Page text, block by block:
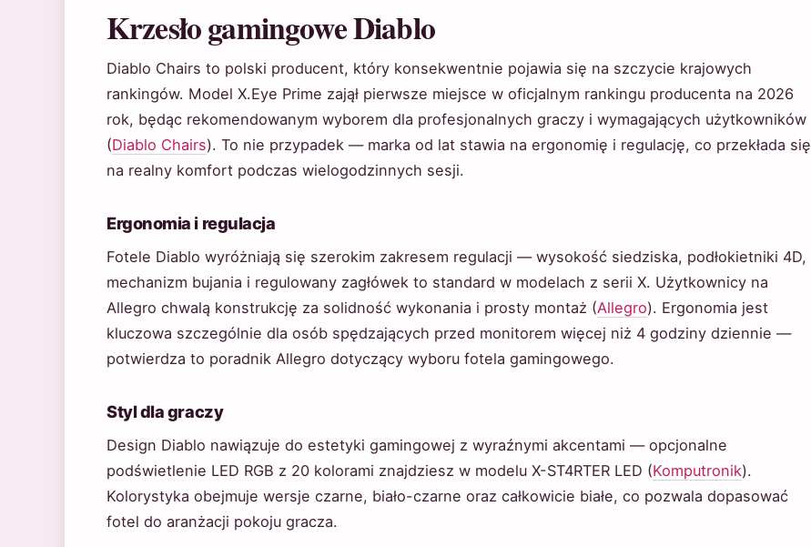
Krzesło gamingowe Diablo
Diablo Chairs to polski producent, który konsekwentnie pojawia się na szczycie krajowych
rankingów. Model X.Eye Prime zajął pierwsze miejsce w oficjalnym rankingu producenta na 2026
rok, będąc rekomendowanym wyborem dla profesjonalnych graczy i wymagających użytkowników
(Diablo Chairs). To nie przypadek — marka od lat stawia na ergonomię i regulację, co przekłada się
na realny komfort podczas wielogodzinnych sesji.
Ergonomia i regulacja
Fotele Diablo wyróżniają się szerokim zakresem regulacji — wysokość siedziska, podłokietniki 4D,
mechanizm bujania i regulowany zagłówek to standard w modelach z serii X. Użytkownicy na
Allegro chwalą konstrukcję za solidność wykonania i prosty montaż (Allegro). Ergonomia jest
kluczowa szczególnie dla osób spędzających przed monitorem więcej niż 4 godziny dziennie —
potwierdza to poradnik Allegro dotyczący wyboru fotela gamingowego.
Styl dla graczy
Design Diablo nawiązuje do estetyki gamingowej z wyraźnymi akcentami — opcjonalne
podświetlenie LED RGB z 20 kolorami znajdziesz w modelu X-ST4RTER LED (Komputronik).
Kolorystyka obejmuje wersje czarne, biało-czarne oraz całkowicie białe, co pozwala dopasować
fotel do aranżacji pokoju gracza.